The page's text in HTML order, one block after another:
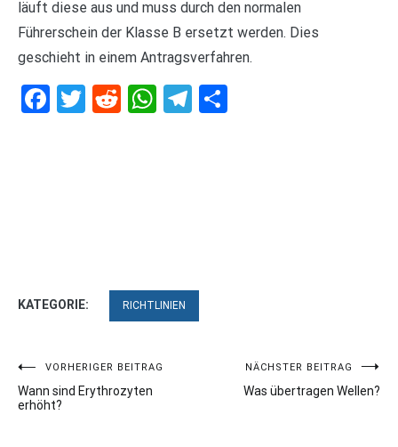
läuft diese aus und muss durch den normalen
Führerschein der Klasse B ersetzt werden. Dies
geschieht in einem Antragsverfahren.
Facebook
Twitter
RedditWhatsApp
Telegram
KATEGORIE: RICHTLINIEN
Beitragsnavigation
VORHERIGER BEITRAG
Wann sind Erythrozyten
erhöht?
NÄCHSTER BEITRAG
Was übertragen Wellen?